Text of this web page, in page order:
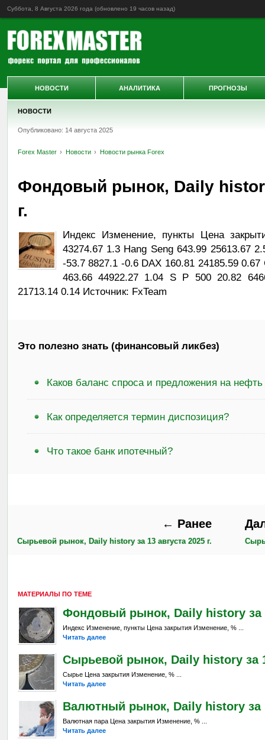
Суббота, 8 Августа 2026 года (обновлено 19 часов назад)
НОВОСТИ
Опубликовано: 14 августа 2025
Forex Master Новости Новости рынка Forex
Фондовый рынок, Daily
г.
Индекс Изменение, пункты Цена
43274.67 1.3 Hang Seng 643.99 25613.67
-53.7 8827.1 -0.6 DAX 160.81 24185.59
463.66 44922.27 1.04 S P 500 20.82
21713.14 0.14 Источник: FxTeam
Это полезно знать (финансовый ликбез)
Каков баланс спроса и предложения на
Как определяется термин диспозиция?
Что такое банк ипотечный?
← Ранее
Сырьевой рынок, Daily history за 13 августа 2025 г.
МАТЕРИАЛЫ ПО ТЕМЕ
Фондовый рынок, Daily history за
Индекс Изменение, пункты Цена закрытия Изменение, % ...
Читать далее
Сырьевой рынок, Daily history за
Сырье Цена закрытия Изменение, % ...
Читать далее
Валютный рынок, Daily history за
Валютная пара Цена закрытия Изменение, % ...
Читать далее
НОВОСТИ АНАЛИТИКА ПРОГНОЗЫ